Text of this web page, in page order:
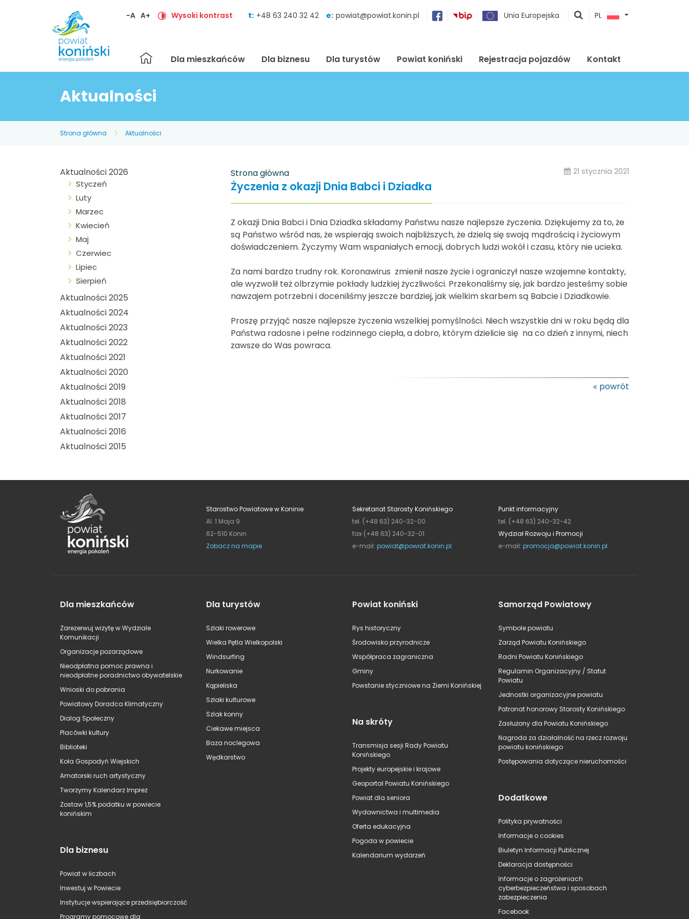
-A A+ Wysoki kontrast t: +48 63 240 32 42 e: powiat@powiat.konin.pl Unia Europejska
pokaż
PL
Strona
główna
Dla mieszkańców Dla biznesu Dla turystów Powiat koniński Rejestracja pojazdów Kontakt
Aktualności
Strona główna Aktualności
Aktualności 2026
Styczeń
Luty
Marzec
Kwiecień
Maj
Czerwiec
Lipiec
Sierpień
Aktualności 2025
Aktualności 2024
Aktualności 2023
Aktualności 2022
Aktualności 2021
Aktualności 2020
Aktualności 2019
Aktualności 2018
Aktualności 2017
Aktualności 2016
Aktualności 2015
Strona główna 21 stycznia 2021
Życzenia z okazji Dnia Babci i Dziadka
Z okazji Dnia Babci i Dnia Dziadka składamy Państwu nasze najlepsze życzenia. Dziękujemy za to, że
są Państwo wśród nas, że wspierają swoich najbliższych, że dzielą się swoją mądrością i życiowym
doświadczeniem. Życzymy Wam wspaniałych emocji, dobrych ludzi wokół i czasu, który nie ucieka.
Za nami bardzo trudny rok. Koronawirus zmienił nasze życie i ograniczył nasze wzajemne kontakty,
ale wyzwolił też olbrzymie pokłady ludzkiej życzliwości. Przekonaliśmy się, jak bardzo jesteśmy sobie
nawzajem potrzebni i doceniliśmy jeszcze bardziej, jak wielkim skarbem są Babcie i Dziadkowie.
Proszę przyjąć nasze najlepsze życzenia wszelkiej pomyślności. Niech wszystkie dni w roku będą dla
Państwa radosne i pełne rodzinnego ciepła, a dobro, którym dzielicie się na co dzień z innymi, niech
zawsze do Was powraca.
powrót
Starostwo Powiatowe w Koninie
Al. 1 Maja 9
62-510 Konin
Zobacz na mapie
Sekretariat Starosty Konińskiego
tel. (+48 63) 240-32-00
fax (+48 63) 240-32-01
e-mail: powiat@powiat.konin.pl
Punkt informacyjny
tel. (+48 63) 240-32-42
Wydział Rozwoju i Promocji
e-mail: promocja@powiat.konin.pl
Dla mieszkańców
Zarezerwuj wizytę w Wydziale
Komunikacji
Organizacje pozarządowe
Nieodpłatna pomoc prawna i
nieodpłatne poradnictwo obywatelskie
Wnioski do pobrania
Powiatowy Doradca Klimatyczny
Dialog Społeczny
Placówki kultury
Biblioteki
Koła Gospodyń Wiejskich
Amatorski ruch artystyczny
Tworzymy Kalendarz Imprez
Zostaw 1,5% podatku w powiecie
konińskim
Dla biznesu
Powiat w liczbach
Inwestuj w Powiecie
Instytucje wspierające przedsiębiorczość
Programy pomocowe dla
Dla turystów
Szlaki rowerowe
Wielka Pętla Wielkopolski
Windsurfing
Nurkowanie
Kąpieliska
Szlaki kulturowe
Szlak konny
Ciekawe miejsca
Baza noclegowa
Wędkarstwo
Powiat koniński
Rys historyczny
Środowisko przyrodnicze
Współpraca zagraniczna
Gminy
Powstanie styczniowe na Ziemi Konińskiej
Na skróty
Transmisja sesji Rady Powiatu
Konińskiego
Projekty europejskie i krajowe
Geoportal Powiatu Konińskiego
Powiat dla seniora
Wydawnictwa i multimedia
Oferta edukacyjna
Pogoda w powiecie
Kalendarium wydarzeń
Samorząd Powiatowy
Symbole powiatu
Zarząd Powiatu Konińskiego
Radni Powiatu Konińskiego
Regulamin Organizacyjny / Statut
Powiatu
Jednostki organizacyjne powiatu
Patronat honorowy Starosty Konińskiego
Zasłużony dla Powiatu Konińskiego
Nagroda za działalność na rzecz rozwoju
powiatu konińskiego
Postępowania dotyczące nieruchomości
Dodatkowe
Polityka prywatności
Informacje o cookies
Biuletyn Informacji Publicznej
Deklaracja dostępności
Informacje o zagrożeniach
cyberbezpieczeństwa i sposobach
zabezpieczenia
Facebook